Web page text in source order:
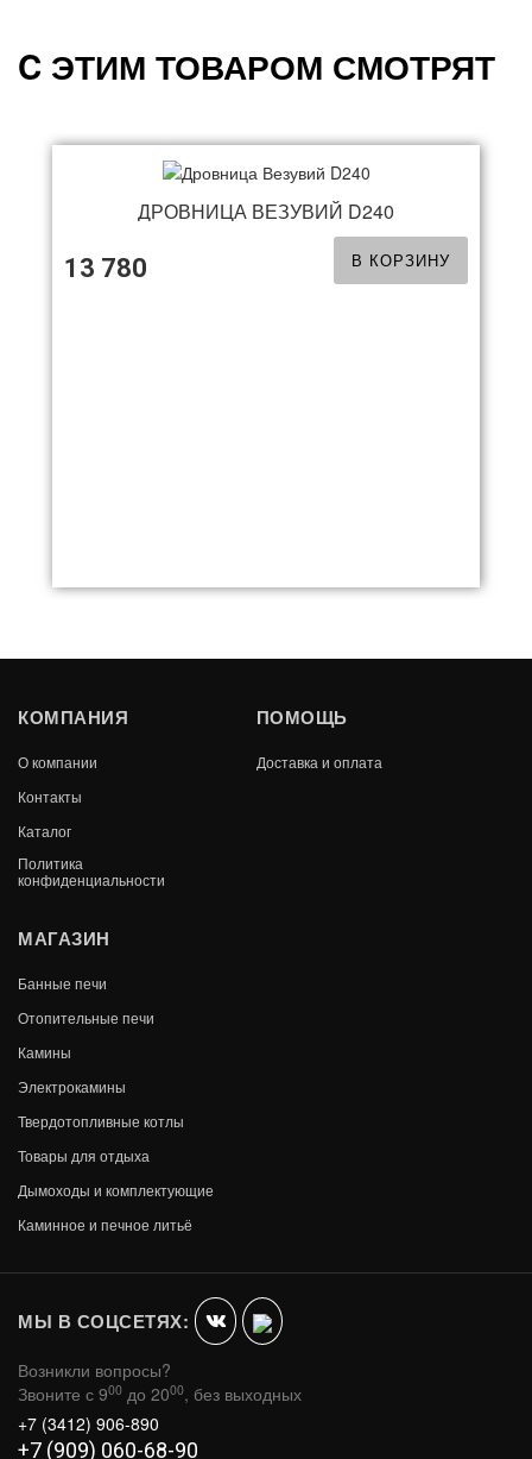
C ЭТИМ ТОВАРОМ СМОТРЯТ
ДРОВНИЦА ВЕЗУВИЙ D240
13 780 В КОРЗИНУ
ДРОВНИЦА ВЕЗУВИЙ КОВАНАЯ D140B
БРОНЗА
4 820
ДРОВНИЦА ВЕЗУВИЙ КОВАНАЯ D120S
КОМПАНИЯ
О компании
Контакты
Каталог
Политика
конфиденциальности
ПОМОЩЬ
Доставка и оплата
МАГАЗИН
Банные печи
Отопительные печи
Камины
Электрокамины
Твердотопливные котлы
Товары для отдыха
Дымоходы и комплектующие
Каминное и печное литьё
МЫ В СОЦСЕТЯХ:
Возникли вопросы?
Звоните с 900 до 2000, без выходных
+7 (3412) 906-890
+7 (909) 060-68-90